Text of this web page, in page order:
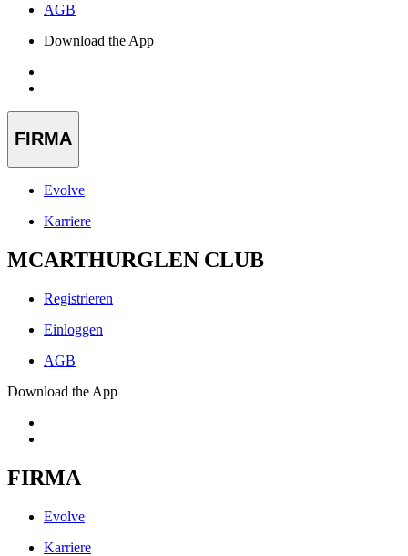
AGB
Download the App
FIRMA
Evolve
Karriere
MCARTHURGLEN CLUB
Registrieren
Einloggen
AGB
Download the App
FIRMA
Evolve
Karriere